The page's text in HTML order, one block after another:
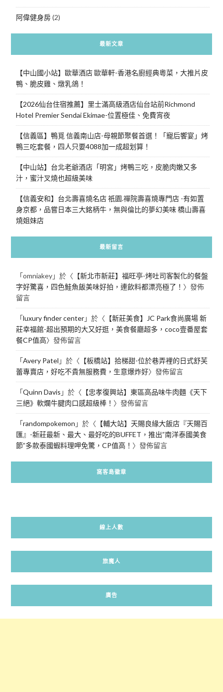
阿偉健身房(2)
最新文章
【中山國小站】歐華酒店 歐華軒-香港名廚經典粵菜，大推片皮
鴨、脆皮雞、燉乳鴿！
【2026仙台住宿推薦】里士滿高級酒店仙台站前Richmond
Hotel Premier Sendai Ekimae-位置極佳、免費宵夜
【信義區】鴨覓 信義南山店-母親節聚餐首選！「寵后饗宴」烤
鴨三吃套餐，四人只要4088加一成超划算！
【中山站】台北老爺酒店「明宮」烤鴨三吃，皮脆肉嫩又多
汁，蜜汁叉燒也超級美味
【信義安和】台北壽喜燒名店 祇園.禪院壽喜燒專門店 -有如置
身京都，品嘗日本三大銘柄牛，無與倫比的夢幻美味 橋山壽喜
燒姐妹店
最新留言
「omniakey」於〈 【新北市新莊】福旺亭-烤吐司客製化的餐盤
字好驚喜，四色鮭魚飯美味好拍，連飲料都漂亮極了！ 〉發佈
留言
「luxury finder center」於〈 【新莊美食】JC Park食尚廣場 新
莊幸福館-超出預期的大又好逛，美食餐廳超多，coco壹番屋套
餐CP值高〉發佈留言
「Avery Patel 」於〈 【板橋站】拾梯甜-位於巷弄裡的日式舒芙
蕾專賣店，好吃不貴無服務費，生意爆炸好〉發佈留言
「Quinn Davis 」於〈 【忠孝復興站】東區高品味牛肉麵《天下
三絕》軟爛牛腱肉口感超級棒！ 〉發佈留言
「randompokemon 」於〈 【輔大站】天賜良緣大飯店『天賜百
匯』-新莊最新、最大、最好吃的BUFFET，推出”南洋泰國美食
節”多款泰國蝦料理呷免驚，CP值高！ 〉發佈留言
窩客島徽章
線上人數
旅魔人
廣告